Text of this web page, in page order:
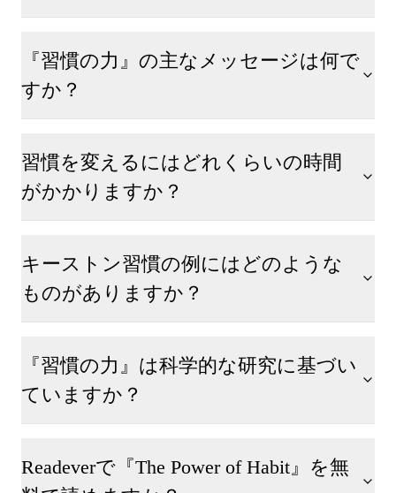
『習慣の力』の主なメッセージは何で
すか？
習慣を変えるにはどれくらいの時間
がかかりますか？
キーストン習慣の例にはどのような
ものがありますか？
『習慣の力』は科学的な研究に基づい
ていますか？
Readeverで『The Power of Habit』を無